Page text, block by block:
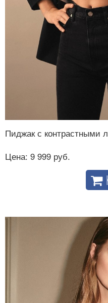
Пиджак с контрастными
Цена: 9 999 руб.